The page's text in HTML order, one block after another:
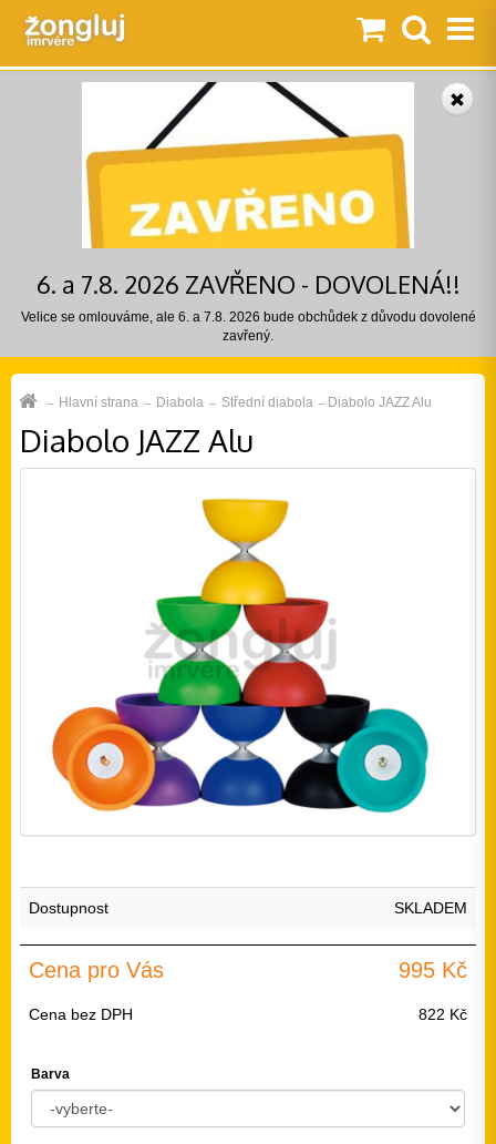
6. a 7.8. 2026 ZAVŘENO - DOVOLENÁ!!
Velice se omlouváme, ale 6. a 7.8. 2026 bude obchůdek z důvodu dovolené
zavřený.
Hlavní strana Diabola Střední diabola Diabolo JAZZ Alu
Diabolo JAZZ Alu
Dostupnost SKLADEM
Cena pro Vás 995 Kč
Cena bez DPH 822 Kč
Barva